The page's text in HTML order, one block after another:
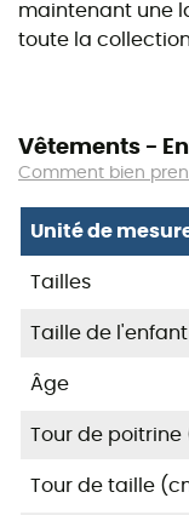
maintenant une
toute la
Vêtements -
Comment bien
Unité de
Tailles
Taille de
Âge
Tour de poitrine
Tour de taille